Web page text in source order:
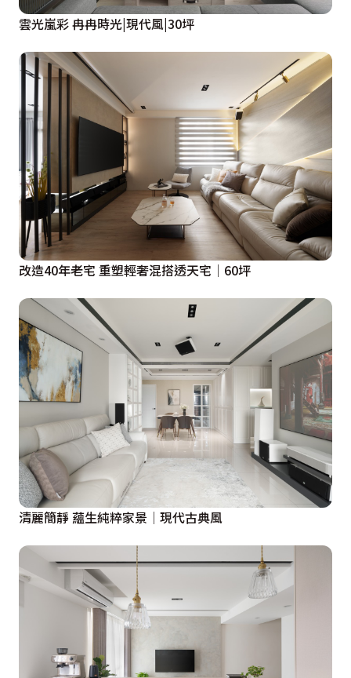
雲光嵐彩 冉冉時光|現代風|30坪
改造40年老宅 重塑輕奢混搭透天宅│60坪
清麗簡靜 蘊生純粹家景│現代古典風